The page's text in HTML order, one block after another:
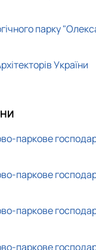
парку
України
паркове
паркове
паркове
паркове